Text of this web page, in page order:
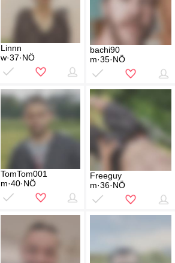
Linnn
w·37·NÖ
bachi90
m·35·NÖ
TomTom001
m·40·NÖ
Freeguy
m·36·NÖ